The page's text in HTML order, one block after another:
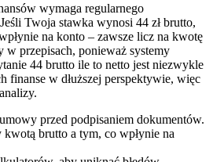
wymaga regularnego
Twoja stawka wynosi 44 zł brutto,
na konto – zawsze licz na kwotę
w przepisach, ponieważ systemy
44 brutto ile to netto jest niezwykle
finanse w dłuższej perspektywie, więc
przed podpisaniem dokumentów.
brutto a tym, co wpłynie na